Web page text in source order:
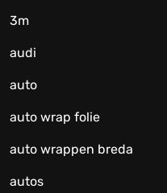
3m
audi
auto
auto wrap folie
auto wrappen breda
autos